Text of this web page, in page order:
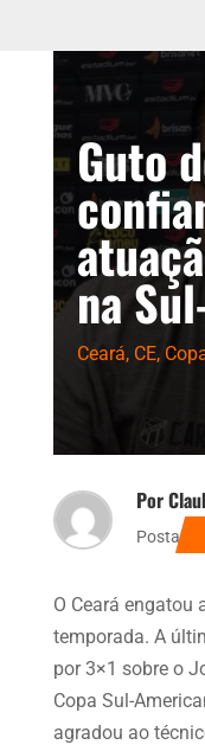
Guto
na
Ceará, CE,
Por
Postado
O Ceará engatou
temporada. A
por 3×1 sobre o
Copa Sul-
agradou ao